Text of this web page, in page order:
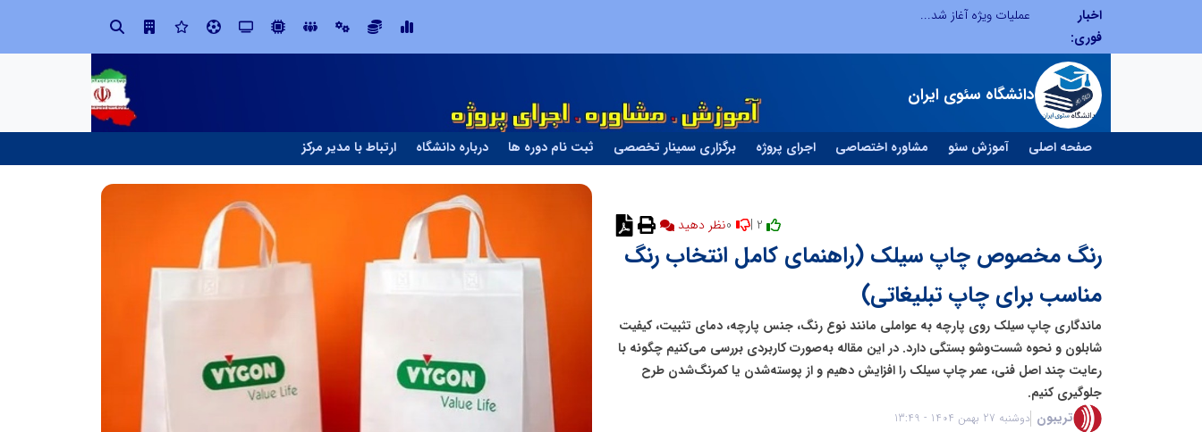
اخبار
فوری:
عملیات ویژه آغاز شد... ال ایستر پوشاک؛ تولید کننده با
دانشگاه سئوی ایران
صفحه اصلی آموزش سئو مشاوره اختصاصی اجرای پروژه برگزاری سمینار تخصصی ثبت نام دوره ها درباره دانشگاه ارتباط با مدیر مرکز
نظر دهید
رنگ مخصوص چاپ سیلک (راهنمای کامل انتخاب رنگ
مناسب برای چاپ تبلیغاتی)
ماندگاری چاپ سیلک روی پارچه به عواملی مانند نوع رنگ، جنس پارچه، دمای تثبیت، کیفیت
شابلون و نحوه شست‌وشو بستگی دارد. در این مقاله به‌صورت کاربردی بررسی می‌کنیم چگونه با
رعایت چند اصل فنی، عمر چاپ سیلک را افزایش دهیم و از پوسته‌شدن یا کمرنگ‌شدن طرح
جلوگیری کنیم.
تریبون دوشنبه 27 بهمن 1404 - 13:49